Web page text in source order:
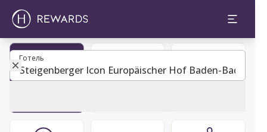
Готель
Готель